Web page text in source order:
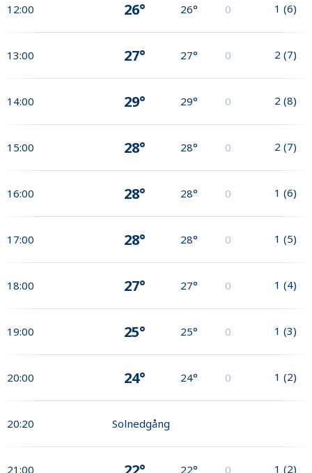
12:00 26° 26° 0 1 (6)
13:00 27° 27° 0 2 (7)
14:00 29° 29° 0 2 (8)
15:00 28° 28° 0 2 (7)
16:00 28° 28° 0 1 (6)
17:00 28° 28° 0 1 (5)
18:00 27° 27° 0 1 (4)
19:00 25° 25° 0 1 (3)
20:00 24° 24° 0 1 (2)
20:20 Solnedgång
21:00 22° 0 1 (2)